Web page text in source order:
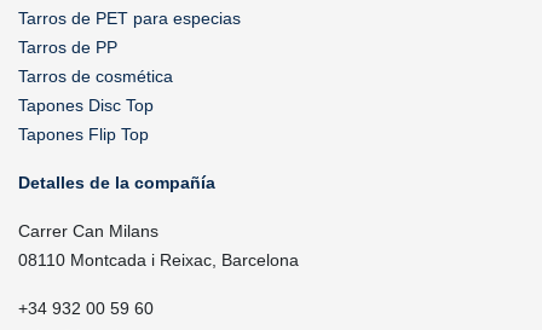
Tarros de PET para especias
Tarros de PP
Tarros de cosmética
Tapones Disc Top
Tapones Flip Top
Detalles de la compañía
Carrer Can Milans
08110 Montcada i Reixac, Barcelona
+34 932 00 59 60